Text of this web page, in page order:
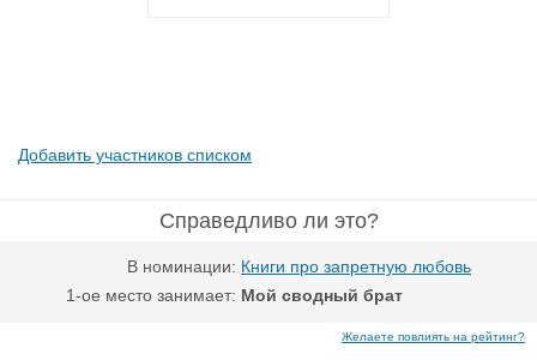
Добавить участников списком
Справедливо ли это?
В номинации: Книги про запретную любовь
1-ое место занимает: Мой сводный брат
Желаете повлиять на рейтинг?